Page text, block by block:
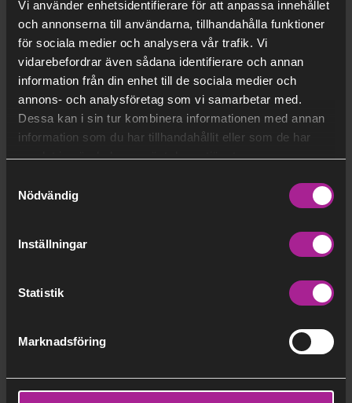
Vi använder enhetsidentifierare för att anpassa innehållet
och annonserna till användarna, tillhandahålla funktioner
för sociala medier och analysera vår trafik. Vi
vidarebefordrar även sådana identifierare och annan
information från din enhet till de sociala medier och
annons- och analysföretag som vi samarbetar med.
Dessa kan i sin tur kombinera informationen med annan
information som du har tillhandahållit eller som de har
samlat in när du har använt deras tjänster.
Nödvändig
Inställningar
Statistik
Marknadsföring
varandra, mellan grupper som tidigare hade hört till
Den rollen hade Linda fortfarande när hon gick på
– Det var jätteroliga år och en förmån att få leda en
Till sommaren kommer mitt första projekt vara mitt i
genomförandefas med full aktivitet i Energihamnen.
man sedan får påbörja något nytt.
* Trippa är en vardagsterm för att en anläggning tas
ur drift på grund av ett oförutsett problem.
Några korta